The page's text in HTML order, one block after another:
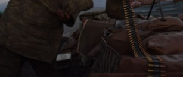
Bursa
Çanakkale
Çankırı